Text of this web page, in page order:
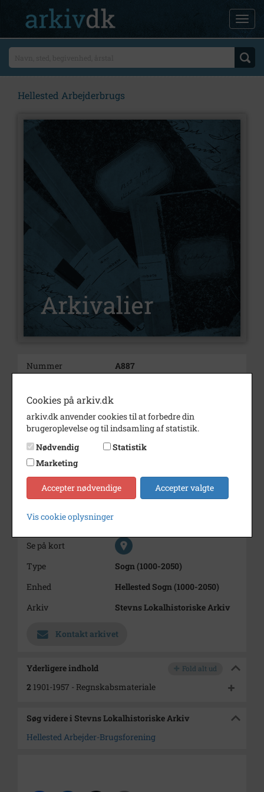
Hellested Arbejderbrugs
Nummer
A887
Arkivskaber
Beskrivelse
Hellested Arbejderbrugs,
Bemærkning
Stammer fra "Mælkelaus´s" hus,
Se på kort
Type
Sogn (1000-2050)
Enhed
Hellested Sogn (1000-2050)
Arkiv
Stevns Lokalhistoriske Arkiv
Kontakt arkivet
Yderligere indhold Fold alt ud
2 1901-1957 - Regnskabsmateriale
Søg videre i Stevns Lokalhistoriske Arkiv
Hellested Arbejder-Brugsforening
Cookies på arkiv.dk
arkiv.dk anvender cookies til at forbedre din
brugeroplevelse og til indsamling af statistik.
Nødvendig
Statistik
Marketing
Accepter nødvendige Accepter valgte
Vis cookie oplysninger